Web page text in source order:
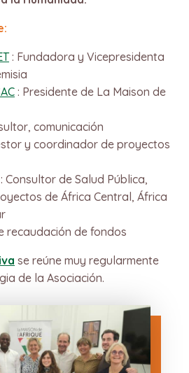
: Fundadora y Vicepresidenta
: Presidente de La Maison de
comunicación
y coordinador de proyectos
: Consultor de Salud Pública,
de África Central, África
recaudación de fondos
se reúne muy regularmente
de la Asociación.